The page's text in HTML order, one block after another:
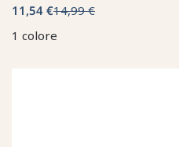
11,54 €14,99 €
1 colore